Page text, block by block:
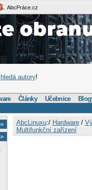
AbcPráce.cz
hledá autory!
Články Učebnice
AbcLinuxu:/ Hardware/
Multifunkční zařízení